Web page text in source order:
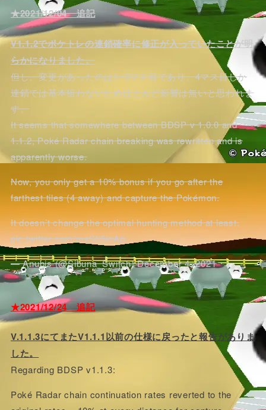
★2021/12/04 追記
V1.1.2でポケトレの連鎖確率に修正が入っていたことが明
らかになりました。
但し、変更があったのは1~3マス目であり、4マス目しか
連鎖では基本狙わないためほとんど影響は無いと思われま
す。
It seems that somewhere between BDSP v 1.0.0 and
1.1.2, Poké Radar chain breaking was rewritten and is
apparently worse.
Now, you only get a 10% bonus if you go after the
farthest tiles (4 away) and capture the Pokémon.
It doesn’t change the optimal hunting method at least.
pic.twitter.com/msSfi5ioAp
— Anubis (@Sibuna_Switch)December 4, 2021
★2021/12/24 追記
V.1.1.3にてまたV1.1.1以前の仕様に戻ったと報告がありま
した。
Regarding BDSP v1.1.3:
Poké Radar chain continuation rates reverted to the